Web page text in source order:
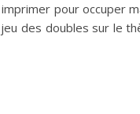
pour occuper
des doubles sur le